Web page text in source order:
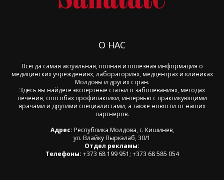
О НАС
Всегда самая актуальная, полная и полезная информация о
медицинских учреждениях, лабораториях, медцентрах и клиниках
Молдовы и других стран.
Здесь вы найдете экспертные статьи о заболеваниях, методах
лечения, способах профилактики, интервью с практикующими
врачами и другими специалистами, а также новости от наших
партнеров.
Адрес: Республика Молдова, г. Кишинев,
ул. Влайку Пыркэлаб, 30/1
Отдел рекламы:
Телефоны: +373 68 199 951; +373 68 585 054